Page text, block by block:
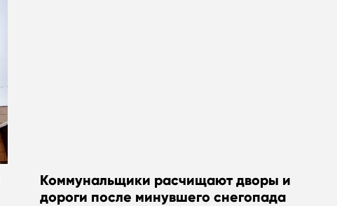
Коммунальщики расчищают дворы и
дороги после минувшего снегопада